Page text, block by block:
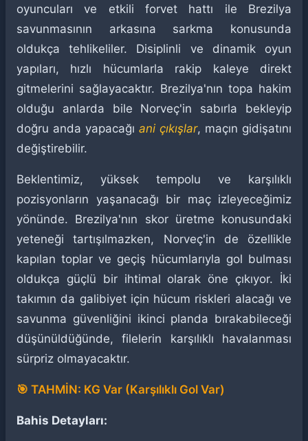
oyuncuları ve etkili forvet hattı ile Brezilya
savunmasının arkasına sarkma konusunda
oldukça tehlikeliler. Disiplinli ve dinamik oyun
yapıları, hızlı hücumlarla rakip kaleye direkt
gitmelerini sağlayacaktır. Brezilya'nın topa hakim
olduğu anlarda bile Norveç'in sabırla bekleyip
doğru anda yapacağı ani çıkışlar, maçın gidişatını
değiştirebilir.
Beklentimiz, yüksek tempolu ve karşılıklı
pozisyonların yaşanacağı bir maç izleyeceğimiz
yönünde. Brezilya'nın skor üretme konusundaki
yeteneği tartışılmazken, Norveç'in de özellikle
kapılan toplar ve geçiş hücumlarıyla gol bulması
oldukça güçlü bir ihtimal olarak öne çıkıyor. İki
takımın da galibiyet için hücum riskleri alacağı ve
savunma güvenliğini ikinci planda bırakabileceği
düşünüldüğünde, filelerin karşılıklı havalanması
sürpriz olmayacaktır.
🎯 TAHMİN: KG Var (Karşılıklı Gol Var)
Bahis Detayları: